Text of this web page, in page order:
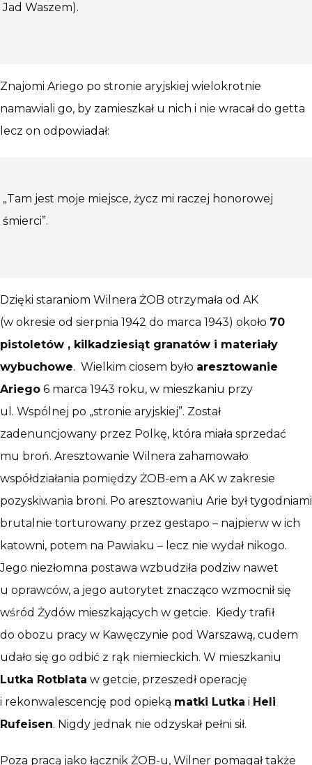
Jad Waszem).
Znajomi Ariego po stronie aryjskiej wielokrotnie
namawiali go, by zamieszkał u nich i nie wracał do getta
lecz on odpowiadał:
„Tam jest moje miejsce, życz mi raczej honorowej
śmierci”.
Dzięki staraniom Wilnera ŻOB otrzymała od AK
(w okresie od sierpnia 1942 do marca 1943) około 70
pistoletów , kilkadziesiąt granatów i materiały
wybuchowe. Wielkim ciosem było aresztowanie
Ariego 6 marca 1943 roku, w mieszkaniu przy
ul. Wspólnej po „stronie aryjskiej”. Został
zadenuncjowany przez Polkę, która miała sprzedać
mu broń. Aresztowanie Wilnera zahamowało
współdziałania pomiędzy ŻOB-em a AK w zakresie
pozyskiwania broni. Po aresztowaniu Arie był tygodniami
brutalnie torturowany przez gestapo – najpierw w ich
katowni, potem na Pawiaku – lecz nie wydał nikogo.
Jego niezłomna postawa wzbudziła podziw nawet
u oprawców, a jego autorytet znacząco wzmocnił się
wśród Żydów mieszkających w getcie. Kiedy trafił
do obozu pracy w Kawęczynie pod Warszawą, cudem
udało się go odbić z rąk niemieckich. W mieszkaniu
Lutka Rotblata w getcie, przeszedł operację
i rekonwalescencję pod opieką matki Lutka i Heli
Rufeisen. Nigdy jednak nie odzyskał pełni sił.
Poza pracą jako łącznik ŻOB-u, Wilner pomagał także